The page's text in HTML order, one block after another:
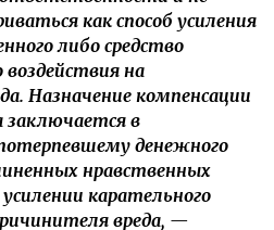
потерпевшего с
по себе не
судебного
что компенсация
использоваться как
для виновного.